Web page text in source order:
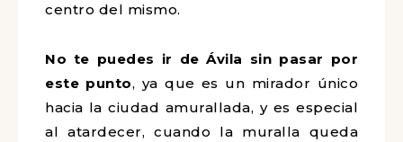
centro del mismo.
No te puedes ir de Ávila sin pasar por
este punto, ya que es un mirador único
hacia la ciudad amurallada, y es especial
al atardecer, cuando la muralla queda